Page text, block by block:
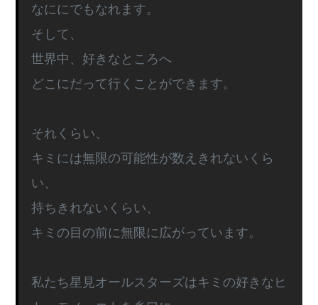
なににでもなれます。
そして、
世界中、好きなところへ
どこにだって行くことができます。
それくらい、
キミには無限の可能性が数えきれないくら
い、
持ちきれないくらい、
キミの目の前に無限に広がっています。
私たち星見オールスターズはキミの好きなヒ